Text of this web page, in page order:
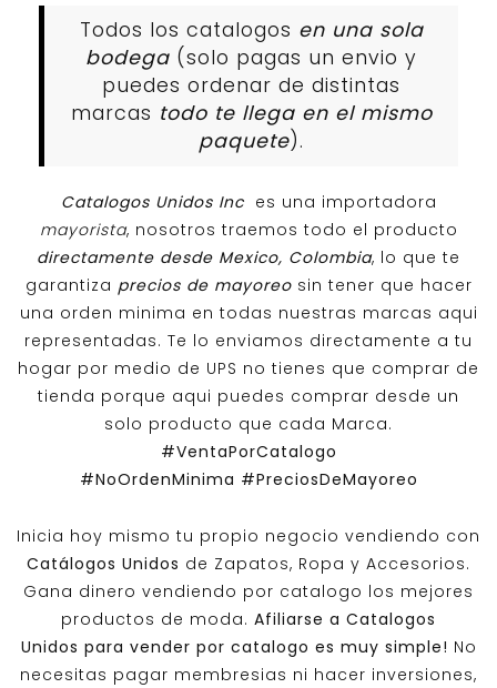
Todos los catalogos en una sola
bodega (solo pagas un envio y
puedes ordenar de distintas
marcas todo te llega en el mismo
paquete).
Catalogos Unidos Inc es una importadora
mayorista, nosotros traemos todo el producto
directamente desde Mexico, Colombia, lo que te
garantiza precios de mayoreosin tener que hacer
una orden minima en todas nuestras marcas aqui
representadas. Te lo enviamos directamente a tu
hogar por medio de UPS no tienes que comprar de
tienda porque aqui puedes comprar desde un
solo producto que cada Marca.
#VentaPorCatalogo
#NoOrdenMinima #PreciosDeMayoreo
Inicia hoy mismo tu propio negocio vendiendo con
Catálogos Unidos de Zapatos, Ropa y Accesorios.
Gana dinero vendiendo por catalogo los mejores
productos de moda. Afiliarse a Catalogos
Unidos para vender por catalogo es muy simple! No
necesitas pagar membresias ni hacer inversiones,